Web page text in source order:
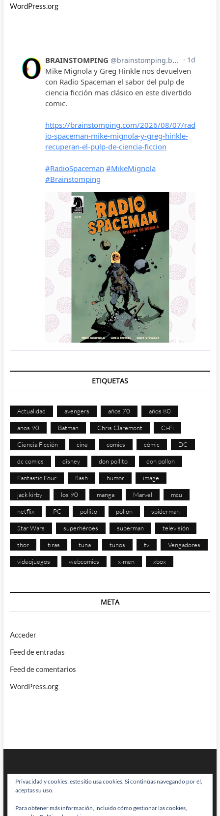
WordPress.org
ETIQUETAS
Actualidad avengers años 70 años 80
años 90 Batman Chris Claremont Ci-Fi
Ciencia Ficción cine comics cómic DC
dc comics disney don pollito don pollon
Fantastic Four flash humor image
jack kirby los 90 manga Marvel mcu
netflix PC pollito pollon spiderman
Star Wars superhéroes superman televisión
thor tiras tuna tunos tv Vengadores
videojuegos webcomics x-men xbox
META
Acceder
Feed de entradas
Feed de comentarios
WordPress.org
BRAINSTOMPING| Diseñado por:Theme Freesia|WordPress| © Todos
Privacidad y cookies: este sitio usa cookies. Si continúas navegando por él,
aceptas su uso.
Para obtener más información, incluido cómo gestionar las cookies,